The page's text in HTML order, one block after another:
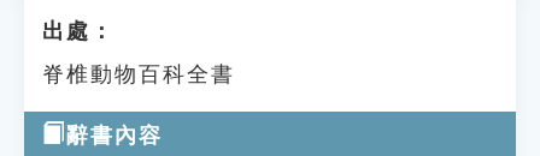
教學應用
貓頭鷹博士
出處：
脊椎動物百科全書
辭書內容